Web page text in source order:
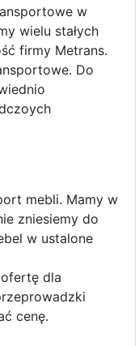
w
wielu stałych
firmy Metrans.
Do
mebli. Mamy w
zniesiemy do
w ustalone
dla
cenę.